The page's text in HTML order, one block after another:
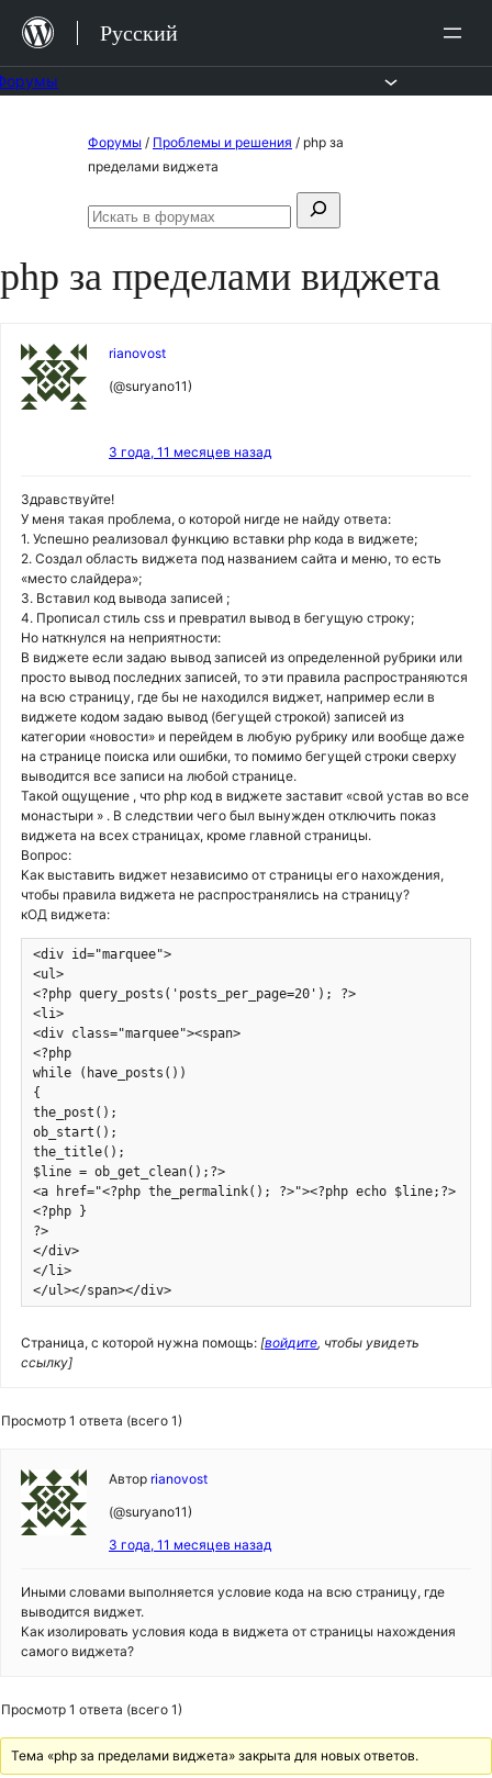
Перейти
содержимому
Русский
Форумы / Проблемы и решения / php за
пределами виджета
Поиск:
Искать
php за пределами виджета
rianovost
(@suryano11)
3 года, 11 месяцев назад
Здравствуйте!
У меня такая проблема, о которой нигде не найду ответа:
1. Успешно реализовал функцию вставки php кода в виджете;
2. Создал область виджета под названием сайта и меню, то есть
«место слайдера»;
3. Вставил код вывода записей ;
4. Прописал стиль css и превратил вывод в бегущую строку;
Но наткнулся на неприятности:
В виджете если задаю вывод записей из определенной рубрики или
просто вывод последних записей, то эти правила распространяются
на всю страницу, где бы не находился виджет, например если в
виджете кодом задаю вывод (бегущей строкой) записей из
категории «новости» и перейдем в любую рубрику или вообще даже
на странице поиска или ошибки, то помимо бегущей строки сверху
выводится все записи на любой странице.
Такой ощущение , что php код в виджете заставит «свой устав во все
монастыри » . В следствии чего был вынужден отключить показ
виджета на всех страницах, кроме главной страницы.
Вопрос:
Как выставить виджет независимо от страницы его нахождения,
чтобы правила виджета не распространялись на страницу?
кОД виджета:
<div id="marquee">
<ul>
<?php query_posts('posts_per_page=20'); ?>
<li>
<div class="marquee"><span>
<?php
while (have_posts())
{
the_post();
ob_start();
the_title();
$line = ob_get_clean();?>
<a href="<?php the_permalink(); ?>"><?php echo $line;?> </
<?php }
?>
</div>
</li>
</ul></span></div>
Страница, с которой нужна помощь: [войдите, чтобы увидеть
ссылку]
Просмотр 1 ответа (всего 1)
Автор rianovost
(@suryano11)
3 года, 11 месяцев назад
Иными словами выполняется условие кода на всю страницу, где
выводится виджет.
Как изолировать условия кода в виджета от страницы нахождения
самого виджета?
Просмотр 1 ответа (всего 1)
Тема «php за пределами виджета» закрыта для новых ответов.